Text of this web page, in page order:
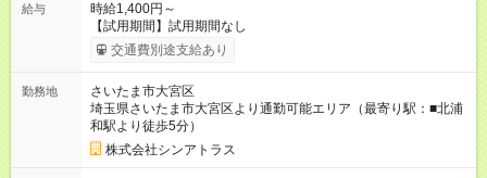
給与
時給1,400円～
【試用期間】試用期間なし
交通費別途支給あり
勤務地
さいたま市大宮区
埼玉県さいたま市大宮区より通勤可能エリア（最寄り駅：■北浦
和駅より徒歩5分）
株式会社シンアトラス